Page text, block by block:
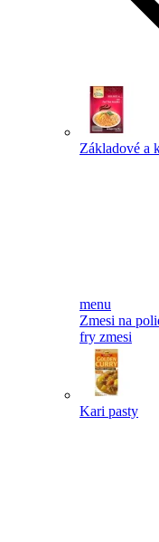
Základové a
menu
Zmesi na
fry zmesi
Kari pasty